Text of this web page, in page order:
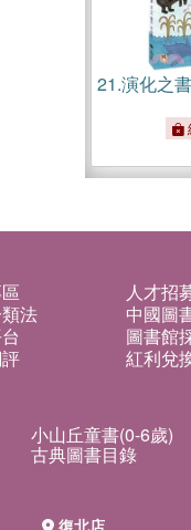
21.演化之
人才招
法
中國圖
圖書館
紅利兌
小山丘童書(0-6歲)
古典圖書目錄
復北店